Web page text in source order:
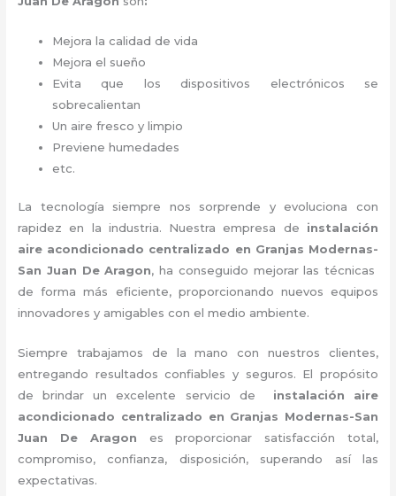
Mejora la calidad de vida
Mejora el sueño
Evita que los dispositivos electrónicos se
sobrecalientan
Un aire fresco y limpio
Previene humedades
etc.
La tecnología siempre nos sorprende y evoluciona con
rapidez en la industria. Nuestra empresa de instalación
aire acondicionado centralizado en Granjas Modernas-
San Juan De Aragon, ha conseguido mejorar las técnicas
de forma más eficiente, proporcionando nuevos equipos
innovadores y amigables con el medio ambiente.
Siempre trabajamos de la mano con nuestros clientes,
entregando resultados confiables y seguros. El propósito
de brindar un excelente servicio de instalación aire
acondicionado centralizado en Granjas Modernas-San
Juan De Aragon
es proporcionar satisfacción total,
compromiso, confianza, disposición, superando así las
expectativas.